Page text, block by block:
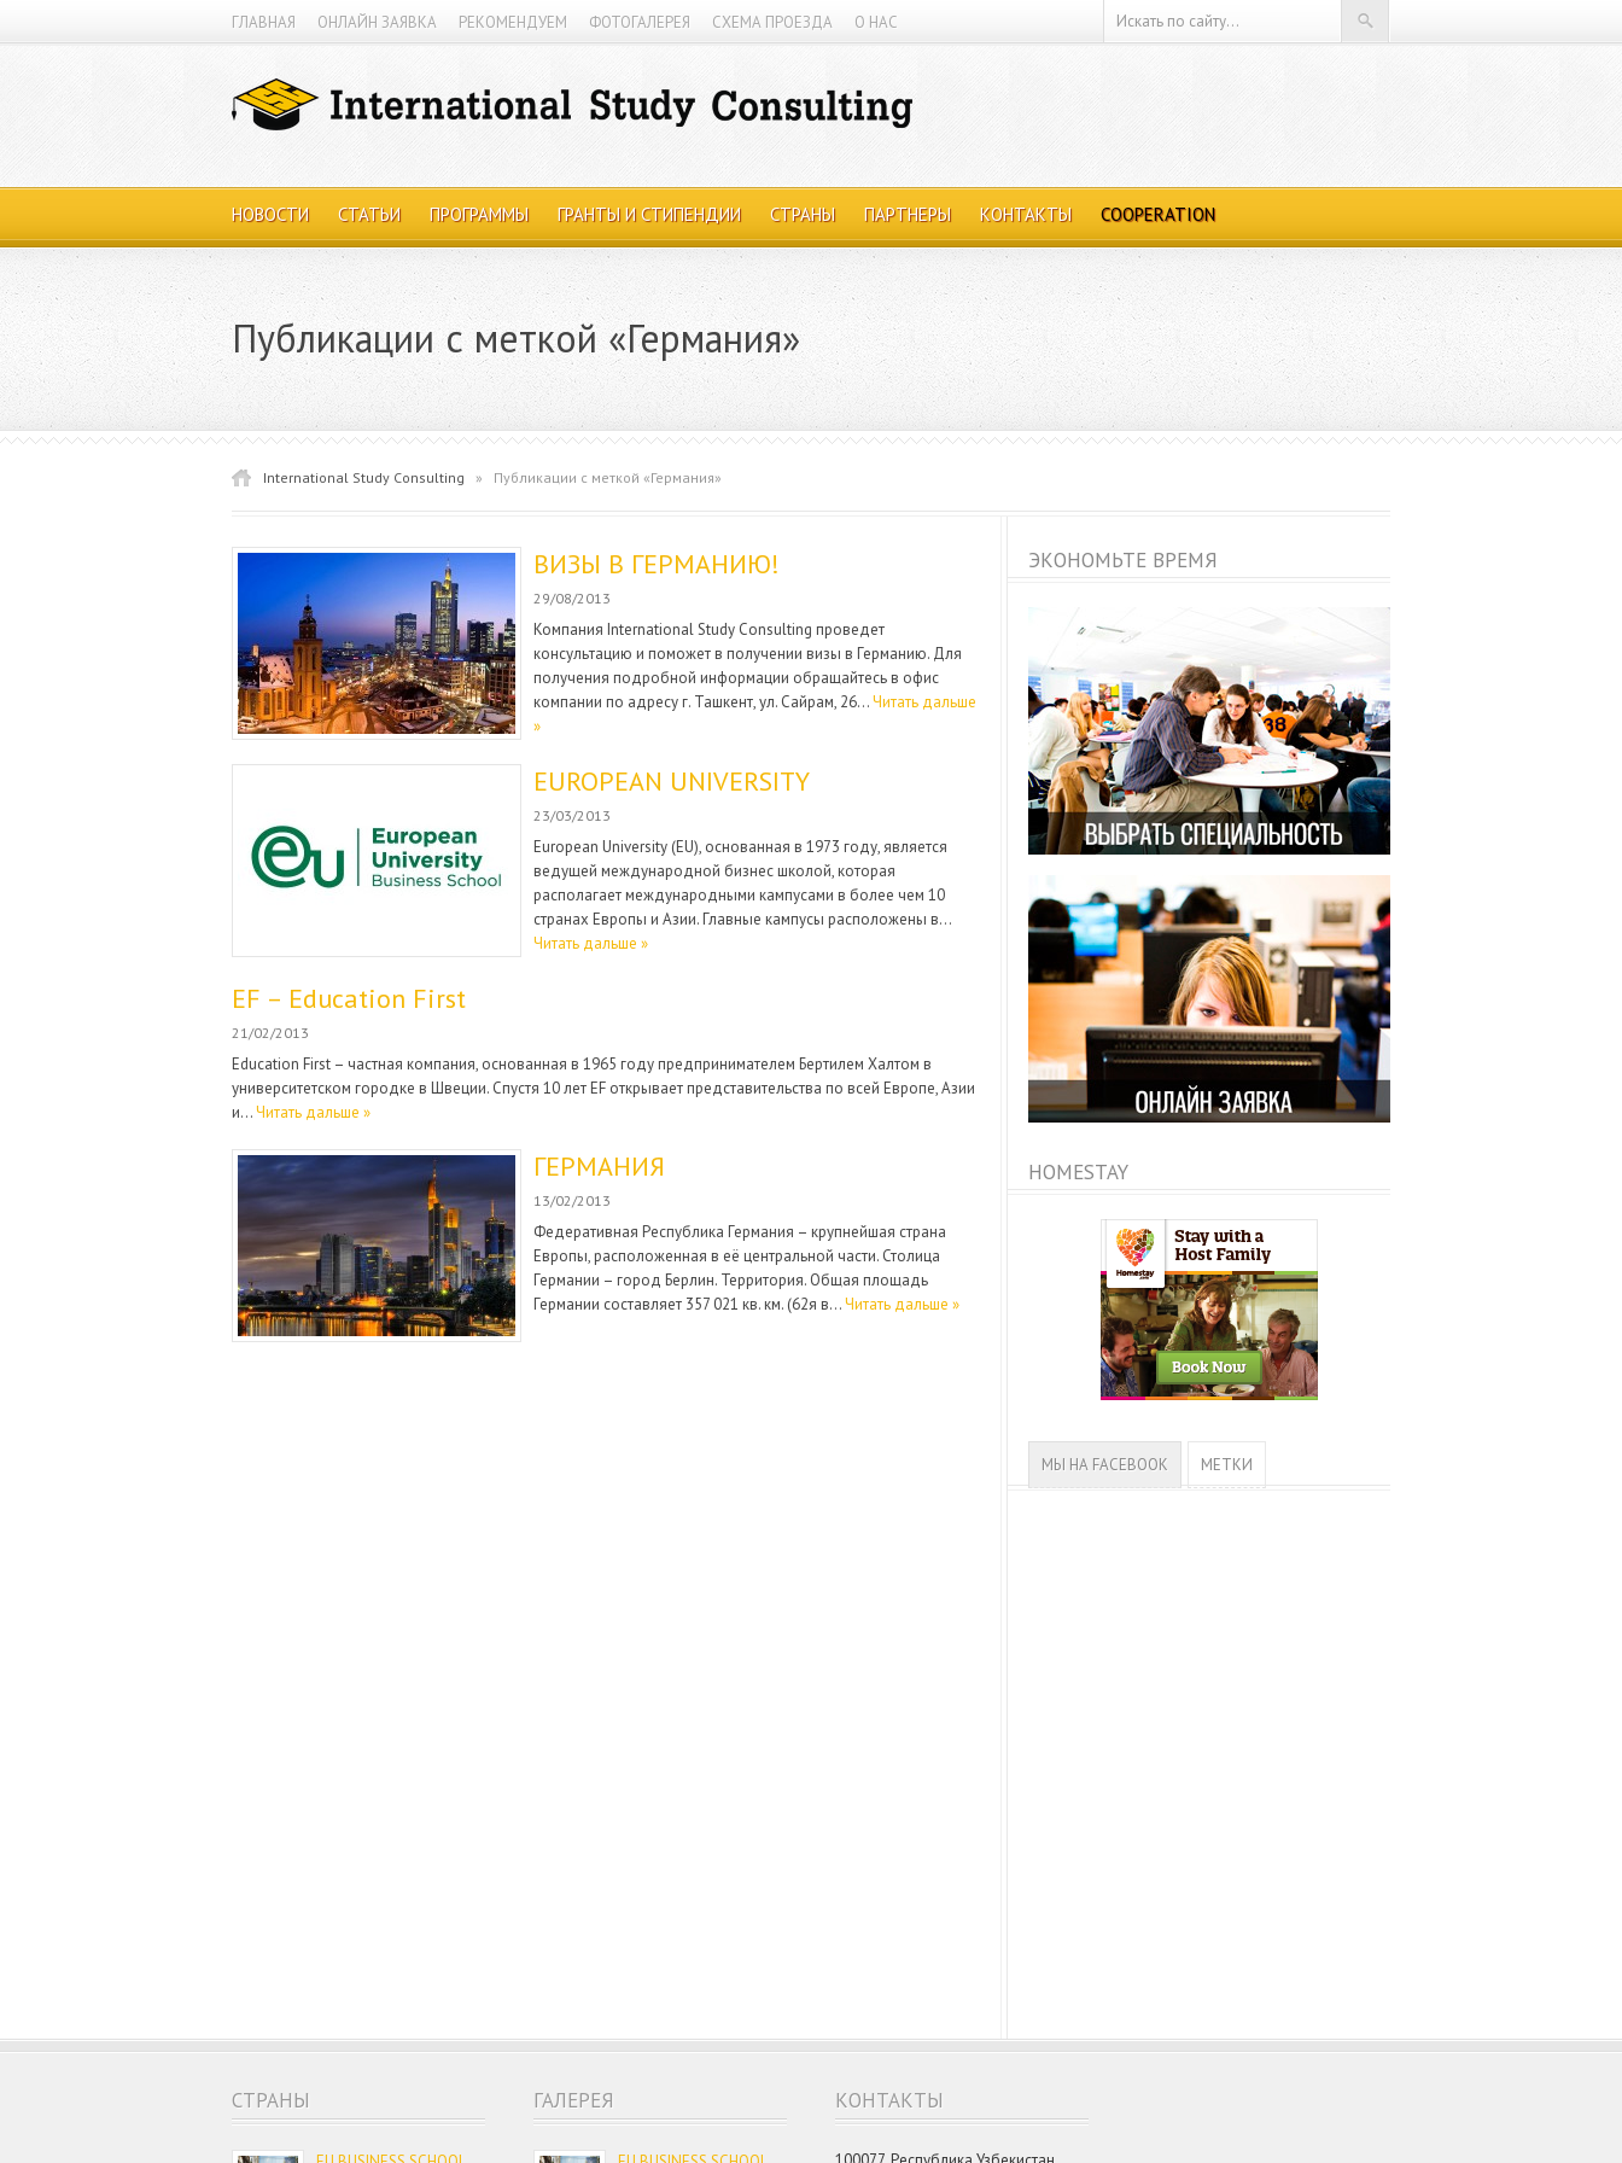
ГЛАВНАЯ ОНЛАЙН ЗАЯВКА РЕКОМЕНДУЕМ ФОТОГАЛЕРЕЯ СХЕМА ПРОЕЗДА О НАС
НОВОСТИ СТАТЬИ ПРОГРАММЫ ГРАНТЫ И СТИПЕНДИИ СТРАНЫ ПАРТНЕРЫ КОНТАКТЫ COOPERATION
Публикации с меткой «Германия»
International Study Consulting » Публикации с меткой «Германия»
ВИЗЫ В ГЕРМАНИЮ!
29/08/2013
Компания International Study Consulting проведет
консультацию и поможет в получении визы в Германию. Для
получения подробной информации обращайтесь в офис
компании по адресу г. Ташкент, ул. Сайрам, 26…Читать дальше
»
EUROPEAN UNIVERSITY
23/03/2013
European University (EU), основанная в 1973 году, является
ведущей международной бизнес школой, которая
располагает международными кампусами в более чем 10
странах Европы и Азии. Главные кампусы расположены в…
Читать дальше »
EF – Education First
21/02/2013
Education First – частная компания, основанная в 1965 году предпринимателем Бертилем Халтом в
университетском городке в Швеции. Спустя 10 лет EF открывает представительства по всей Европе, Азии
и…Читать дальше »
ГЕРМАНИЯ
13/02/2013
Федеративная Республика Германия – крупнейшая страна
Европы, расположенная в её центральной части. Столица
Германии – город Берлин. Территория. Общая площадь
Германии составляет 357 021 кв. км. (62я в…Читать дальше »
ЭКОНОМЬТЕ ВРЕМЯ
HOMESTAY
МЫ НА FACEBOOK МЕТКИ
CТРАНЫ ГАЛЕРЕЯ КОНТАКТЫ